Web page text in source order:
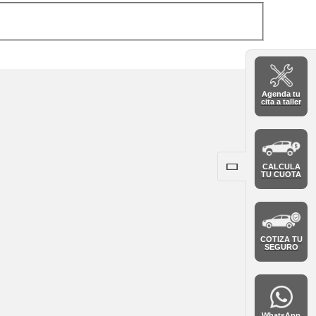
Agenda tu
cita a taller
CALCULA
TU CUOTA
COTIZA TU
SEGURO